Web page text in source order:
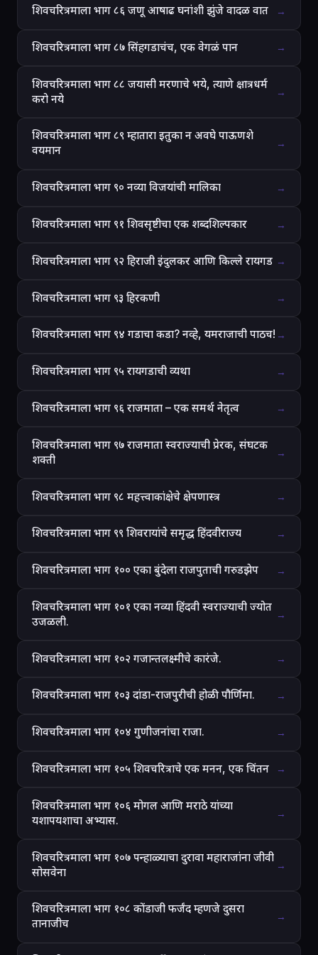
शिवचरित्रमाला भाग ८६ जणू आषाढ घनांशी झुंजे वादळ वात →
शिवचरित्रमाला भाग ८७ सिंहगडाचंच, एक वेगळं पान →
शिवचरित्रमाला भाग ८८ जयासी मरणाचे भये, त्याणे क्षात्रधर्म
करो नये
→
शिवचरित्रमाला भाग ८९ म्हातारा इतुका न अवघे पाऊणशे
वयमान
→
शिवचरित्रमाला भाग ९० नव्या विजयांची मालिका →
शिवचरित्रमाला भाग ९१ शिवसृष्टीचा एक शब्दशिल्पकार →
शिवचरित्रमाला भाग ९२ हिराजी इंदुलकर आणि किल्ले रायगड →
शिवचरित्रमाला भाग ९३ हिरकणी →
शिवचरित्रमाला भाग ९४ गडाचा कडा? नव्हे, यमराजाची पाठच! →
शिवचरित्रमाला भाग ९५ रायगडाची व्यथा →
शिवचरित्रमाला भाग ९६ राजमाता – एक समर्थ नेतृत्व →
शिवचरित्रमाला भाग ९७ राजमाता स्वराज्याची प्रेरक, संघटक
शक्ती
→
शिवचरित्रमाला भाग ९८ महत्त्वाकांक्षेचे क्षेपणास्त्र →
शिवचरित्रमाला भाग ९९ शिवरायांचे समृद्ध हिंदवीराज्य →
शिवचरित्रमाला भाग १०० एका बुंदेला राजपुताची गरुडझेप →
शिवचरित्रमाला भाग १०१ एका नव्या हिंदवी स्वराज्याची ज्योत
उजळली.
→
शिवचरित्रमाला भाग १०२ गजान्तलक्ष्मीचे कारंजे. →
शिवचरित्रमाला भाग १०३ दांडा-राजपुरीची होळी पौर्णिमा. →
शिवचरित्रमाला भाग १०४ गुणीजनांचा राजा. →
शिवचरित्रमाला भाग १०५ शिवचरित्राचे एक मनन, एक चिंतन →
शिवचरित्रमाला भाग १०६ मोगल आणि मराठे यांच्या
यशापयशाचा अभ्यास.
→
शिवचरित्रमाला भाग १०७ पन्हाळ्याचा दुरावा महाराजांना जीवी
सोसवेना
→
शिवचरित्रमाला भाग १०८ कोंडाजी फर्जंद म्हणजे दुसरा
तानाजीच
→